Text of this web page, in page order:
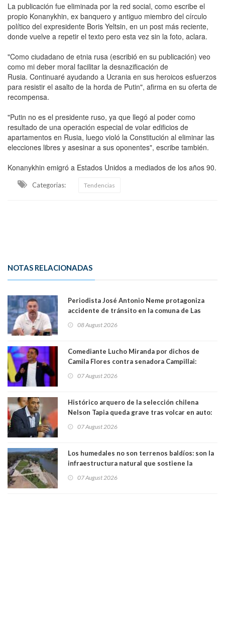
La publicación fue eliminada por la red social, como escribe el
propio Konanykhin, ex banquero y antiguo miembro del círculo
político del expresidente Boris Yeltsin, en un post más reciente,
donde vuelve a repetir el texto pero esta vez sin la foto, aclara.
"Como ciudadano de etnia rusa (escribió en su publicación) veo
como mi deber moral facilitar la desnazificación de
Rusia. Continuaré ayudando a Ucrania en sus heroicos esfuerzos
para resistir el asalto de la horda de Putin", afirma en su oferta de
recompensa.
"Putin no es el presidente ruso, ya que llegó al poder como
resultado de una operación especial de volar edificios de
apartamentos en Rusia, luego violó la Constitución al eliminar las
elecciones libres y asesinar a sus oponentes", escribe también.
Konanykhin emigró a Estados Unidos a mediados de los años 90.
Categorias: Tendencias
NOTAS RELACIONADAS
Periodista José Antonio Neme protagoniza
accidente de tránsito en la comuna de Las
08 August 2026
Comediante Lucho Miranda por dichos de
Camila Flores contra senadora Campillai:
forma de quitar dignidad"
07 August 2026
Histórico arquero de la selección chilena
Nelson Tapia queda grave tras volcar en auto:
07 August 2026
Los humedales no son terrenos baldíos: son la
infraestructura natural que sostiene la
07 August 2026